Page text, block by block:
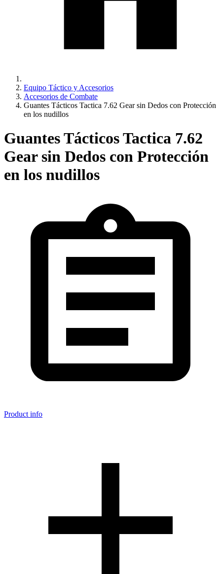
Equipo Táctico y Accesorios
Accesorios de Combate
Guantes Tácticos Tactica 7.62 Gear sin Dedos con Protección
en los nudillos
Guantes Tácticos Tactica 7.62
Gear sin Dedos con Protección
en los nudillos
Product info